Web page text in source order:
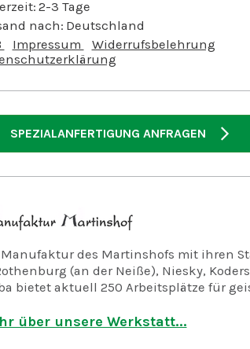
2-3 Tage
nach: Deutschland
Impressum
Widerrufsbelehrung
SPEZIALANFERTIGUNG ANFRAGEN
Manufaktur des Martinshofs mit ihren
(an der Neiße), Niesky,
bietet aktuell 250 Arbeitsplätze für
über unsere Werkstatt...